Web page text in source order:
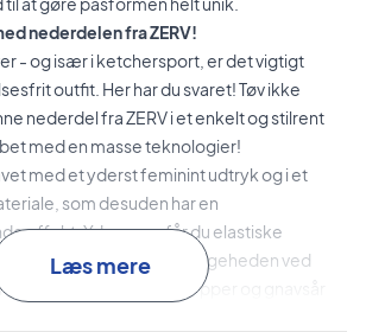
nederdelen fra ZERV!
- og især i ketchersport, er det vigtigt
outfit. Her har du svaret! Tøv ikke
nederdel fra ZERV i et enkelt og stilrent
med en masse teknologier!
med et yderst feminint udtryk og i et
som desuden har en
effekt. Ydermere får du elastiske
med til at styrke behagligeheden ved
Undgå bl.a. varmeknopper og gnavsår
Læs mere